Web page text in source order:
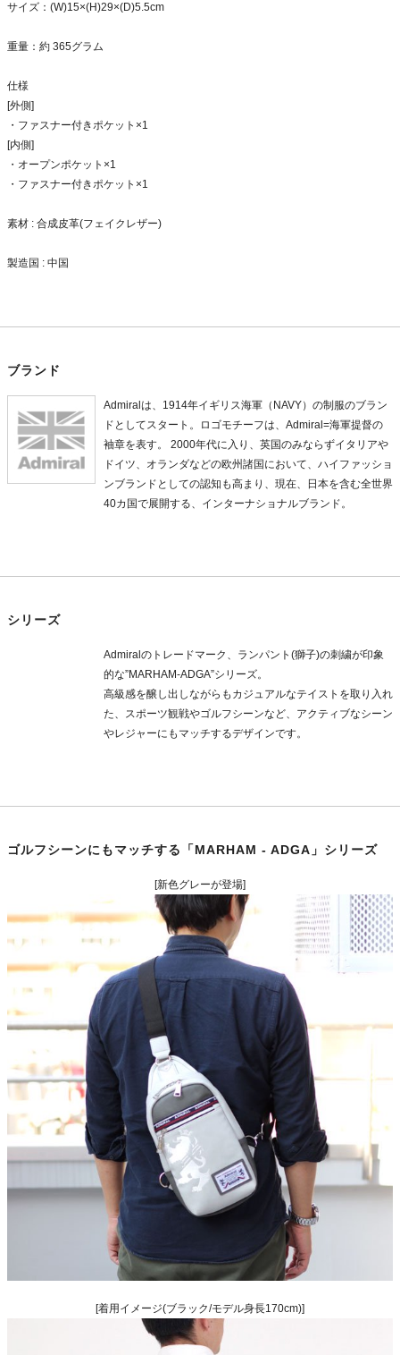
サイズ：(W)15×(H)29×(D)5.5cm
重量：約 365グラム
仕様
[外側]
・ファスナー付きポケット×1
[内側]
・オープンポケット×1
・ファスナー付きポケット×1
素材 : 合成皮革(フェイクレザー)
製造国 : 中国
ブランド
Admiralは、1914年イギリス海軍（NAVY）の制服のブラン
ドとしてスタート。ロゴモチーフは、Admiral=海軍提督の
袖章を表す。 2000年代に入り、英国のみならずイタリアや
ドイツ、オランダなどの欧州諸国において、ハイファッショ
ンブランドとしての認知も高まり、現在、日本を含む全世界
40カ国で展開する、インターナショナルブランド。
シリーズ
Admiralのトレードマーク、ランパント(獅子)の刺繍が印象
的な”MARHAM-ADGA”シリーズ。
高級感を醸し出しながらもカジュアルなテイストを取り入れ
た、スポーツ観戦やゴルフシーンなど、アクティブなシーン
やレジャーにもマッチするデザインです。
ゴルフシーンにもマッチする「MARHAM - ADGA」シリーズ
[新色グレーが登場]
[着用イメージ(ブラック/モデル身長170cm)]